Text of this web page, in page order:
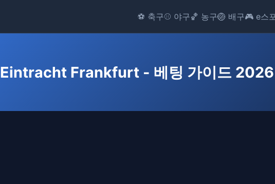
⚽ 축구⚾ 야구🏀 농구🏐 배구🎮 e스
Eintracht Frankfurt - 베팅 가이드